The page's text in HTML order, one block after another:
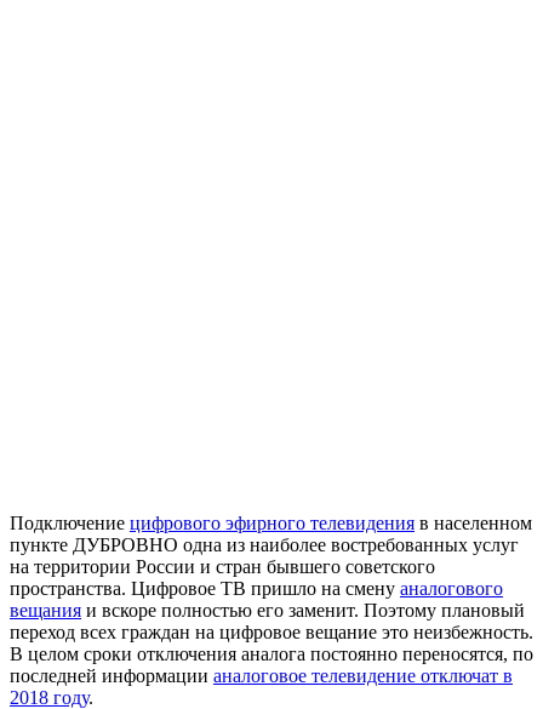
Подключение цифрового эфирного телевидения в населенном
пункте ДУБРОВНО одна из наиболее востребованных услуг
на территории России и стран бывшего советского
пространства. Цифровое ТВ пришло на смену аналогового
вещания и вскоре полностью его заменит. Поэтому плановый
переход всех граждан на цифровое вещание это неизбежность.
В целом сроки отключения аналога постоянно переносятся, по
последней информации аналоговое телевидение отключат в
2018 году.